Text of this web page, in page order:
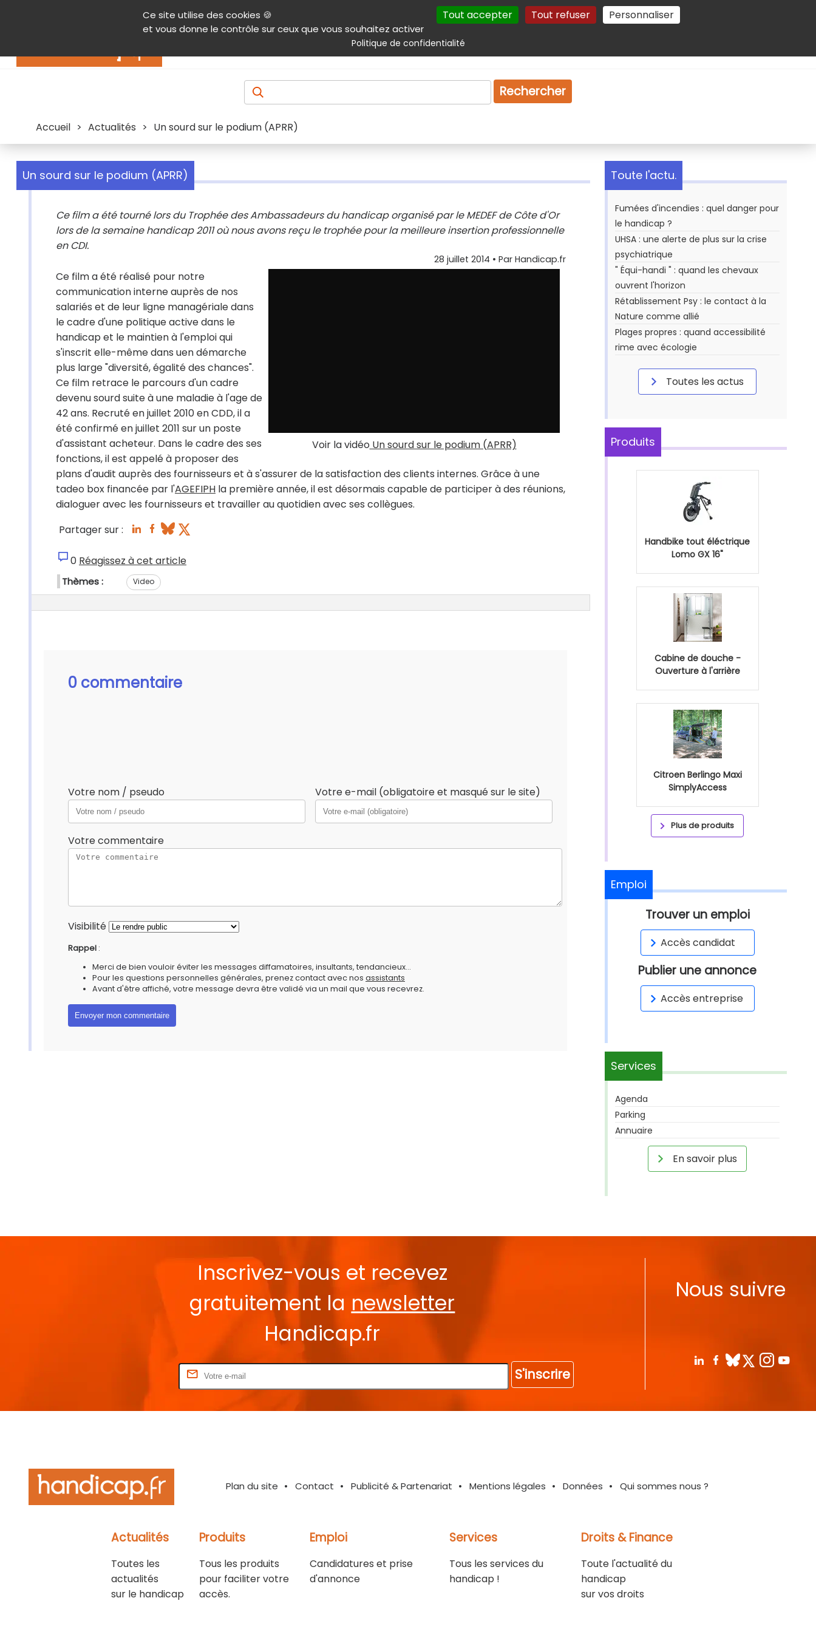
Ce site utilise des cookies 🍪
et vous donne le contrôle sur ceux que vous souhaitez activer
Tout accepter Tout refuser Personnaliser
Politique de confidentialité
Contenu Aide et accessibilité Menu principal Autres services Plan du site Gestion des cookies
Produits & services Emploi Droit
Rechercher
Accueil > Actualités > Un sourd sur le podium (APRR)
Un sourd sur le podium (APRR)
Ce film a été tourné lors du Trophée des Ambassadeurs du handicap organisé par le MEDEF de Côte d'Or
lors de la semaine handicap 2011 où nous avons reçu le trophée pour la meilleure insertion professionnelle
en CDI.
28 juillet 2014 • Par Handicap.fr
Voir la vidéo Un sourd sur le podium (APRR)
Ce film a été réalisé pour notre
communication interne auprès de nos
salariés et de leur ligne managériale dans
le cadre d'une politique active dans le
handicap et le maintien à l'emploi qui
s'inscrit elle-même dans uen démarche
plus large "diversité, égalité des chances".
Ce film retrace le parcours d'un cadre
devenu sourd suite à une maladie à l'age de
42 ans. Recruté en juillet 2010 en CDD, il a
été confirmé en juillet 2011 sur un poste
d'assistant acheteur. Dans le cadre des ses
fonctions, il est appelé à proposer des
plans d'audit auprès des fournisseurs et à s'assurer de la satisfaction des clients internes. Grâce à une
tadeo box financée par l'AGEFIPH la première année, il est désormais capable de participer à des réunions,
dialoguer avec les fournisseurs et travailler au quotidien avec ses collègues.
Partager sur :
0 Réagissez à cet article
Thèmes : Video
0 commentaire
Votre nom / pseudo Votre e-mail (obligatoire et masqué sur le site)
Votre commentaire
Visibilité
Rappel :
Merci de bien vouloir éviter les messages diffamatoires, insultants, tendancieux...
Pour les questions personnelles générales, prenez contact avec nos assistants
Avant d'être affiché, votre message devra être validé via un mail que vous recevrez.
Toute l'actu.
Fumées d'incendies : quel danger pour
le handicap ?
UHSA : une alerte de plus sur la crise
psychiatrique
" Équi-handi " : quand les chevaux
ouvrent l'horizon
Rétablissement Psy : le contact à la
Nature comme allié
Plages propres : quand accessibilité
rime avec écologie
Toutes les actus
Produits
Handbike tout éléctrique
Lomo GX 16"
Cabine de douche -
Ouverture à l'arrière
Citroen Berlingo Maxi
SimplyAccess
Plus de produits
Emploi
Trouver un emploi
Accès candidat
Publier une annonce
Accès entreprise
Services
Agenda
Parking
Annuaire
En savoir plus
Inscrivez-vous et recevez
gratuitement la newsletter
Handicap.fr
S'inscrire
Nous suivre
Plan du site Contact Publicité & Partenariat Mentions légales Données Qui sommes nous ?
Actualités
Toutes les
actualités
sur le handicap
Produits
Tous les produits
pour faciliter votre
accès.
Emploi
Candidatures et prise
d'annonce
Services
Tous les services du
handicap !
Droits & Finance
Toute l'actualité du
handicap
sur vos droits